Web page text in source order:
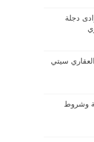
دجلة
سيتي
وشروط